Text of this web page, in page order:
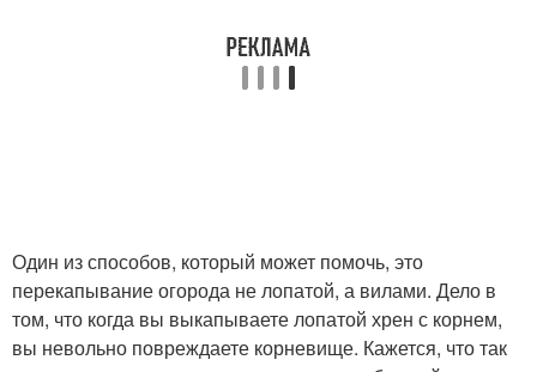
Один из способов, который может помочь, это
перекапывание огорода не лопатой, а вилами. Дело в
том, что когда вы выкапываете лопатой хрен с корнем,
вы невольно повреждаете корневище. Кажется, что так